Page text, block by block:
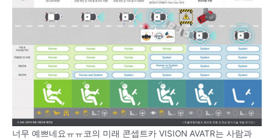
너무 예쁘네요ㅠㅠ코의 미래 콘셉트카 VISION AVATR는 사람과